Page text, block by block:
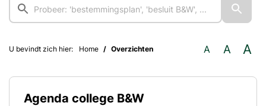
U bevindt zich hier: Home Overzichten A A A
Agenda college B&W